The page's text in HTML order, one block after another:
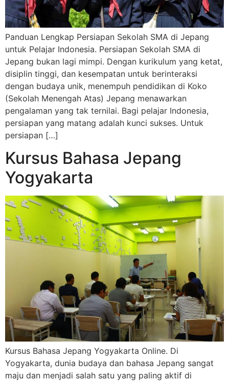
Panduan Lengkap Persiapan Sekolah SMA di Jepang
untuk Pelajar Indonesia. Persiapan Sekolah SMA di
Jepang bukan lagi mimpi. Dengan kurikulum yang ketat,
disiplin tinggi, dan kesempatan untuk berinteraksi
dengan budaya unik, menempuh pendidikan di Koko
(Sekolah Menengah Atas) Jepang menawarkan
pengalaman yang tak ternilai. Bagi pelajar Indonesia,
persiapan yang matang adalah kunci sukses. Untuk
persiapan […]
Kursus Bahasa Jepang
Yogyakarta
Kursus Bahasa Jepang Yogyakarta Online. Di
Yogyakarta, dunia budaya dan bahasa Jepang sangat
maju dan menjadi salah satu yang paling aktif di